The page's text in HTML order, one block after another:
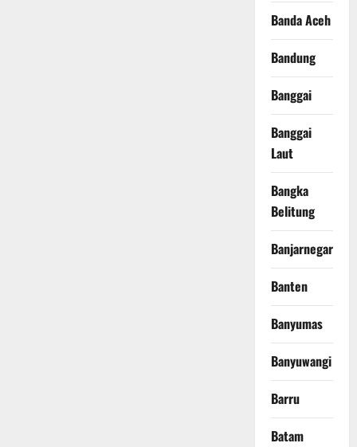
Banda Aceh
Bandung
Banggai
Banggai
Laut
Bangka
Belitung
Banjarnegara
Banten
Banyumas
Banyuwangi
Barru
Batam